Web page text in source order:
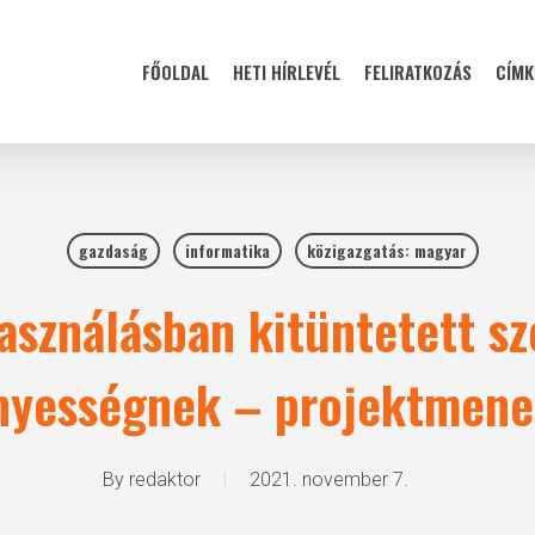
FŐOLDAL HETI HÍRLEVÉL FELIRATKOZÁS
gazdaság informatika közigazgatás: magyar
kitüntetett
–
By redaktor 2021. november 7.